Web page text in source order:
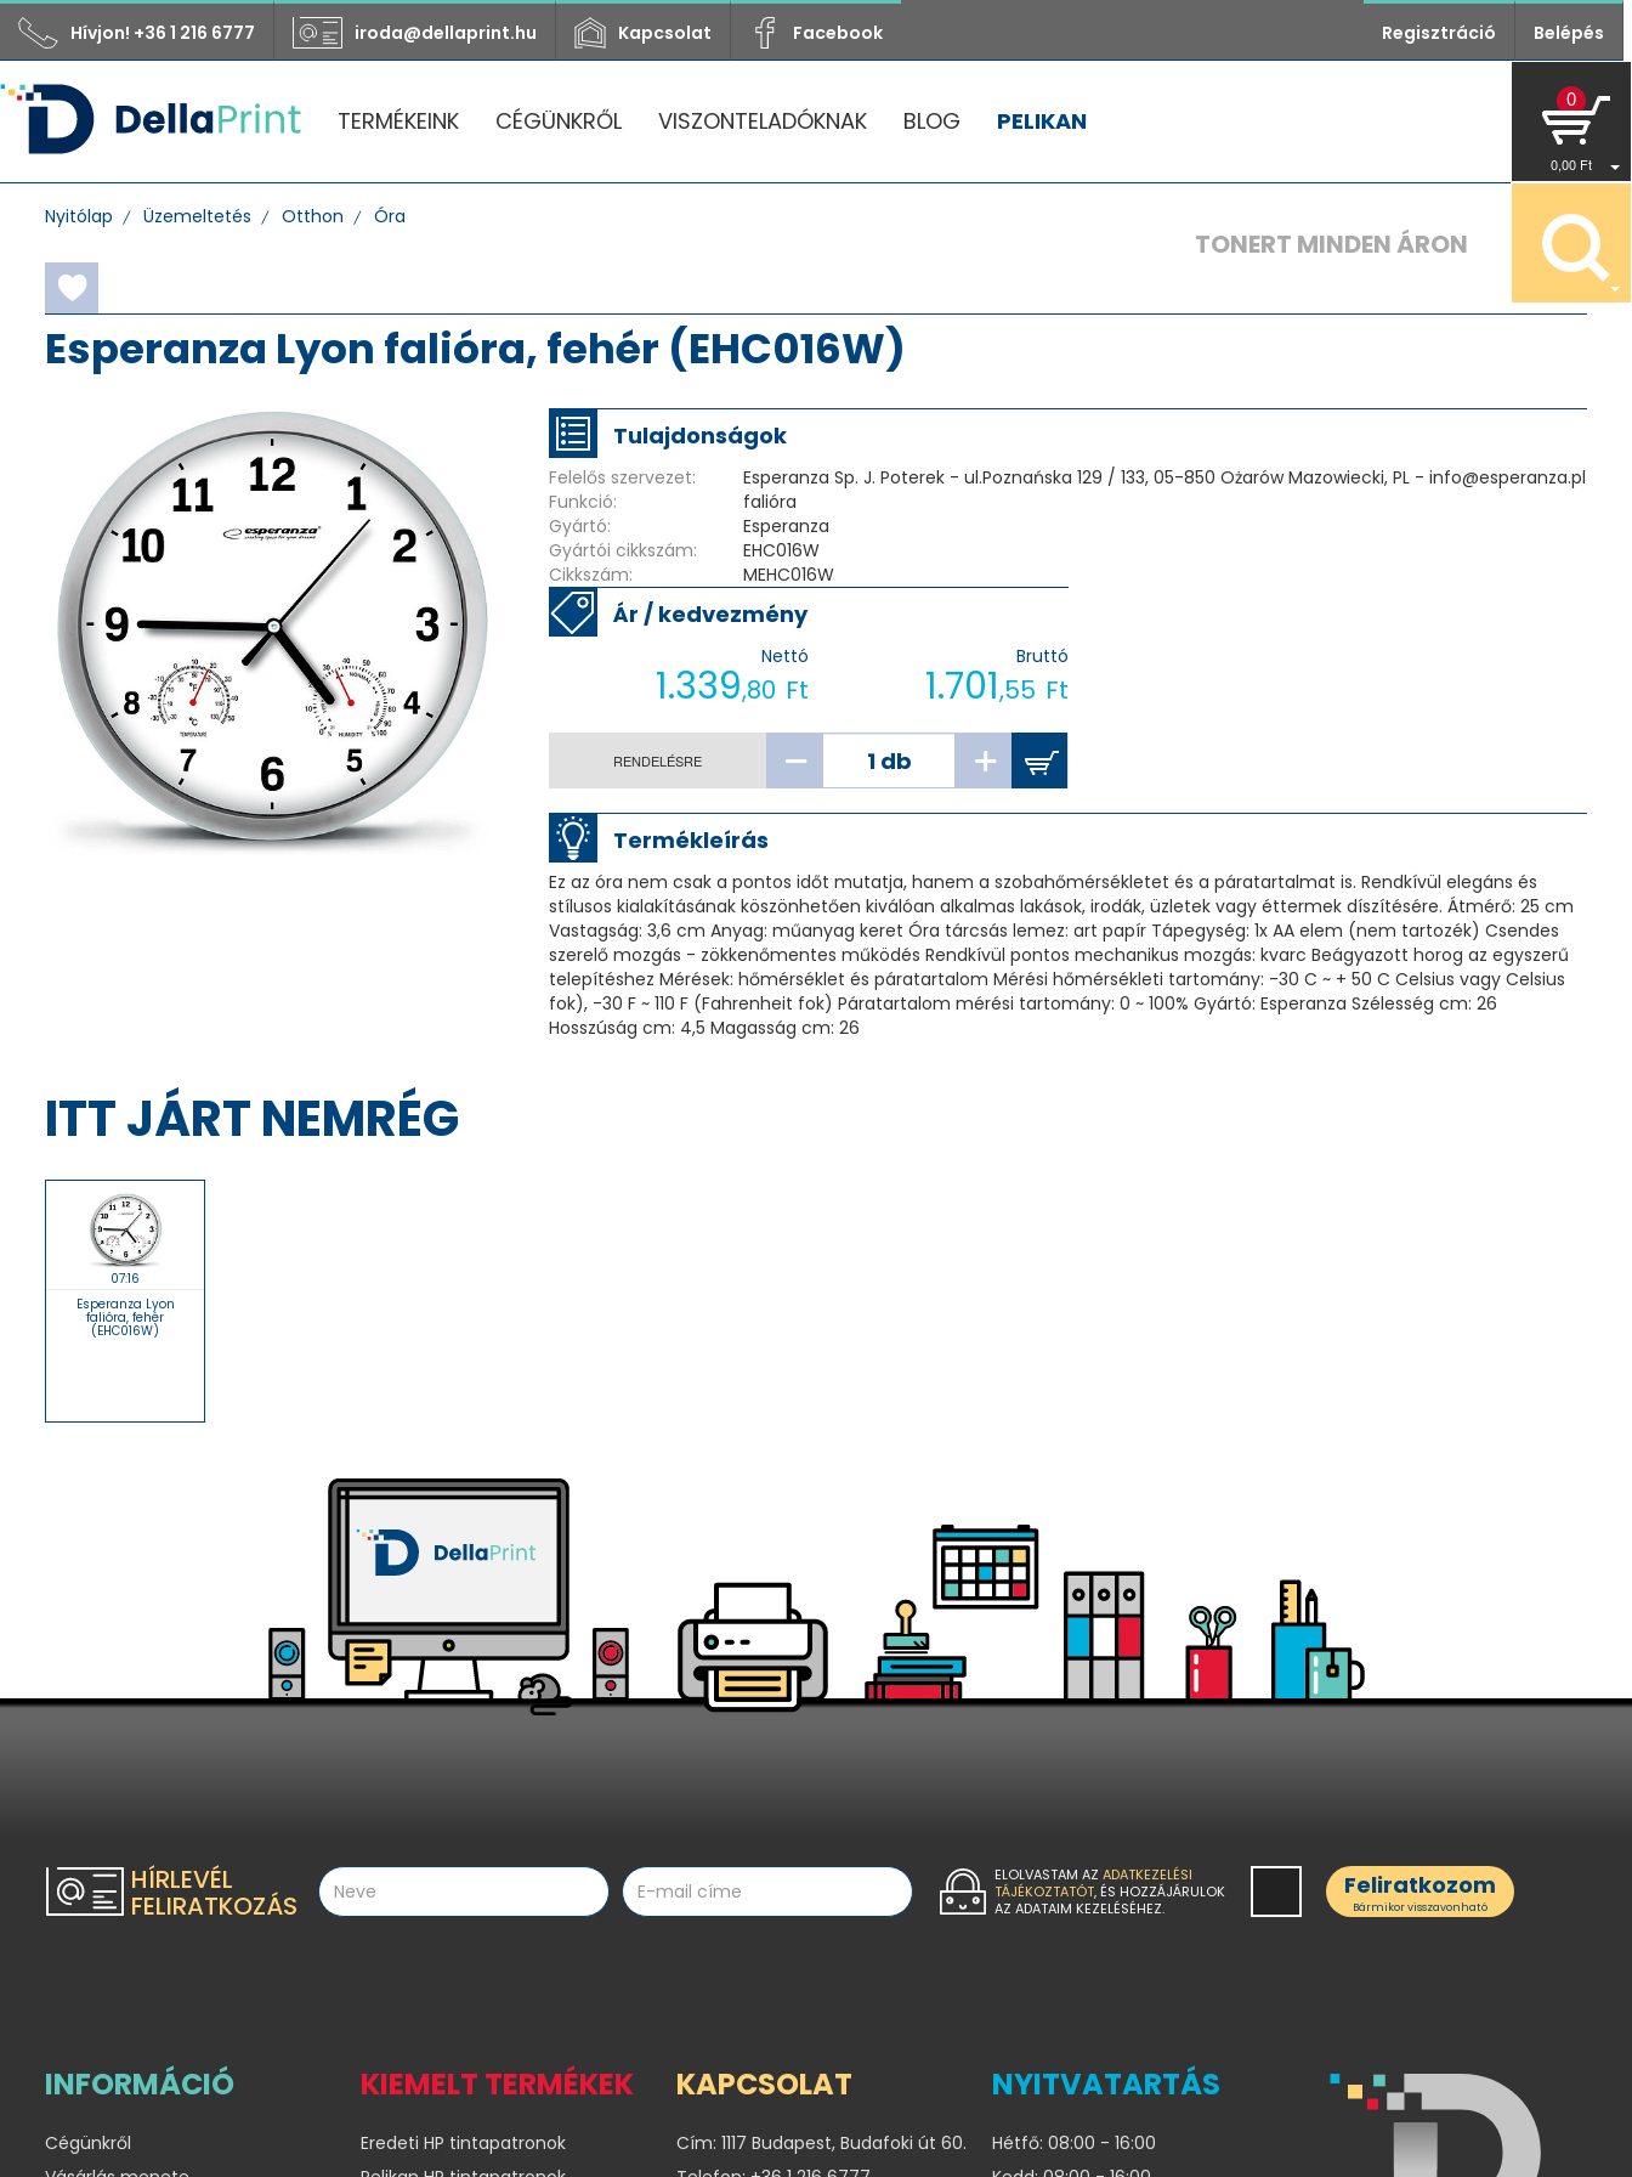
Hívjon! +36 1 216 6777 iroda@dellaprint.hu Kapcsolat Facebook Regisztráció Belépés
TERMÉKEINK CÉGÜNKRŐL VISZONTELADÓKNAK BLOG PELIKAN
0
0,00 Ft
TONERT MINDEN ÁRON
Nyitólap Üzemeltetés Otthon Óra
Esperanza Lyon falióra, fehér (EHC016W)
Tulajdonságok
Felelős szervezet:
Esperanza Sp. J. Poterek - ul.Poznańska 129 / 133, 05-850 Ożarów Mazowiecki, PL - info@esperanza.pl
Funkció:
falióra
Gyártó:
Esperanza
Gyártói cikkszám:
EHC016W
Cikkszám:
MEHC016W
Ár / kedvezmény
Nettó
1.339,80 Ft
Bruttó
1.701,55 Ft
RENDELÉSRE
Termékleírás
Ez az óra nem csak a pontos időt mutatja, hanem a szobahőmérsékletet és a páratartalmat is. Rendkívül elegáns és
stílusos kialakításának köszönhetően kiválóan alkalmas lakások, irodák, üzletek vagy éttermek díszítésére. Átmérő: 25 cm
Vastagság: 3,6 cm Anyag: műanyag keret Óra tárcsás lemez: art papír Tápegység: 1x AA elem (nem tartozék) Csendes
szerelő mozgás - zökkenőmentes működés Rendkívül pontos mechanikus mozgás: kvarc Beágyazott horog az egyszerű
telepítéshez Mérések: hőmérséklet és páratartalom Mérési hőmérsékleti tartomány: -30 C ~ + 50 C Celsius vagy Celsius
fok), -30 F ~ 110 F (Fahrenheit fok) Páratartalom mérési tartomány: 0 ~ 100% Gyártó: Esperanza Szélesség cm: 26
Hosszúság cm: 4,5 Magasság cm: 26
ITT JÁRT NEMRÉG
07:16
Esperanza Lyon
falióra, fehér
(EHC016W)
HÍRLEVÉL
FELIRATKOZÁS
ELOLVASTAM AZ ADATKEZELÉSI
TÁJÉKOZTATÓT, ÉS HOZZÁJÁRULOK
AZ ADATAIM KEZELÉSÉHEZ.
Feliratkozom
Bármikor visszavonható
INFORMÁCIÓ
Cégünkről
KIEMELT TERMÉKEK
Eredeti HP tintapatronok
KAPCSOLAT
Cím: 1117 Budapest, Budafoki út 60.
NYITVATARTÁS
Hétfő: 08:00 - 16:00